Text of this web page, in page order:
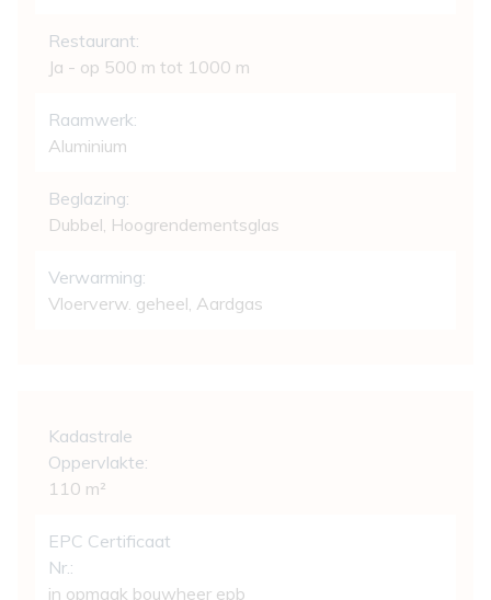
Restaurant:
Ja - op 500 m tot 1000 m
Raamwerk:
Aluminium
Beglazing:
Dubbel, Hoogrendementsglas
Verwarming:
Vloerverw. geheel, Aardgas
Kadastrale
Oppervlakte:
110 m²
EPC Certificaat
Nr.:
in opmaak bouwheer epb